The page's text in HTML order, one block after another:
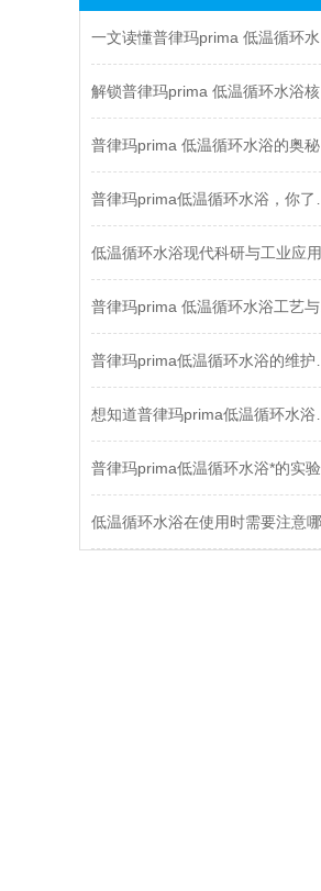
普律玛prima 低温循环水浴的奥秘